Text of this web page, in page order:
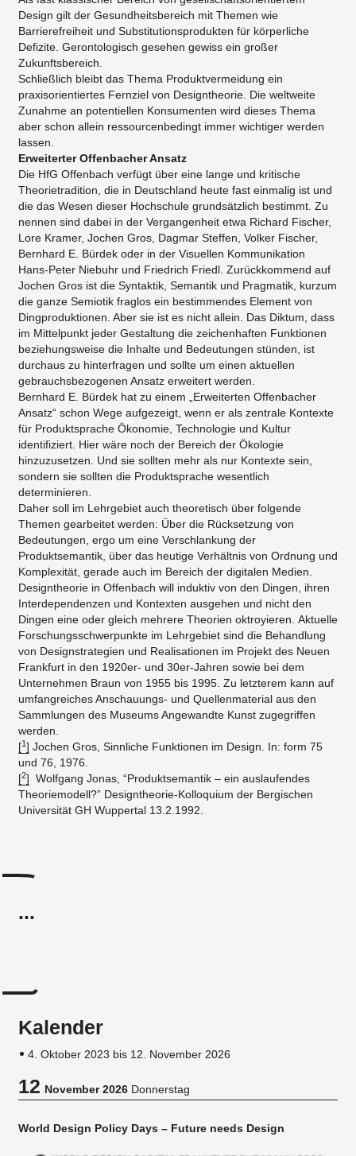
Design gilt der Gesundheitsbereich mit Themen wie
Barrierefreiheit und Substitutionsprodukten für körperliche
Defizite. Gerontologisch gesehen gewiss ein großer
Zukunftsbereich.
Schließlich bleibt das Thema Produktvermeidung ein
praxisorientiertes Fernziel von Designtheorie. Die weltweite
Zunahme an potentiellen Konsumenten wird dieses Thema
aber schon allein ressourcenbedingt immer wichtiger werden
lassen.
Erweiterter Offenbacher Ansatz
Die HfG Offenbach verfügt über eine lange und kritische
Theorietradition, die in Deutschland heute fast einmalig ist und
die das Wesen dieser Hochschule grundsätzlich bestimmt. Zu
nennen sind dabei in der Vergangenheit etwa Richard Fischer,
Lore Kramer, Jochen Gros, Dagmar Steffen, Volker Fischer,
Bernhard E. Bürdek oder in der Visuellen Kommunikation
Hans-Peter Niebuhr und Friedrich Friedl. Zurückkommend auf
Jochen Gros ist die Syntaktik, Semantik und Pragmatik, kurzum
die ganze Semiotik fraglos ein bestimmendes Element von
Dingproduktionen. Aber sie ist es nicht allein. Das Diktum, dass
im Mittelpunkt jeder Gestaltung die zeichenhaften Funktionen
beziehungsweise die Inhalte und Bedeutungen stünden, ist
durchaus zu hinterfragen und sollte um einen aktuellen
gebrauchsbezogenen Ansatz erweitert werden.
Bernhard E. Bürdek hat zu einem „Erweiterten Offenbacher
Ansatz“ schon Wege aufgezeigt, wenn er als zentrale Kontexte
für Produktsprache Ökonomie, Technologie und Kultur
identifiziert. Hier wäre noch der Bereich der Ökologie
hinzuzusetzen. Und sie sollten mehr als nur Kontexte sein,
sondern sie sollten die Produktsprache wesentlich
determinieren.
Daher soll im Lehrgebiet auch theoretisch über folgende
Themen gearbeitet werden: Über die Rücksetzung von
Bedeutungen, ergo um eine Verschlankung der
Produktsemantik, über das heutige Verhältnis von Ordnung und
Komplexität, gerade auch im Bereich der digitalen Medien.
Designtheorie in Offenbach will induktiv von den Dingen, ihren
Interdependenzen und Kontexten ausgehen und nicht den
Dingen eine oder gleich mehrere Theorien oktroyieren. Aktuelle
Forschungsschwerpunkte im Lehrgebiet sind die Behandlung
von Designstrategien und Realisationen im Projekt des Neuen
Frankfurt in den 1920er- und 30er-Jahren sowie bei dem
Unternehmen Braun von 1955 bis 1995. Zu letzterem kann auf
umfangreiches Anschauungs- und Quellenmaterial aus den
Sammlungen des Museums Angewandte Kunst zugegriffen
werden.
[1] Jochen Gros, Sinnliche Funktionen im Design. In: form 75
und 76, 1976.
[2] Wolfgang Jonas, “Produktsemantik – ein auslaufendes
Theoriemodell?” Designtheorie-Kolloquium der Bergischen
Universität GH Wuppertal 13.2.1992.
...
Kalender
4. Oktober 2023 bis 12. November 2026
12November 2026 Donnerstag
World Design Policy Days – Future needs Design